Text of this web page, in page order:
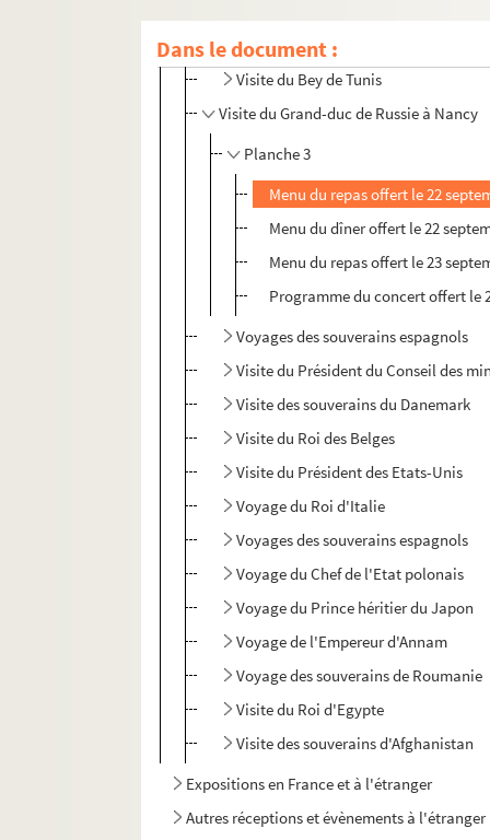
Dans le document :
504QO/17. Bey de Tunis, Grand duc de
Visite du Bey de Tunis
Visite du Grand-duc de Russie à Nancy
Planche 3
Menu du repas offert le 22
Menu du dîner offert le 22
Menu du repas offert le 23
Programme du concert offert le
Voyages des souverains espagnols
Visite du Président du Conseil des
Visite des souverains du Danemark
Visite du Roi des Belges
Visite du Président des Etats-Unis
Voyage du Roi d'Italie
Voyages des souverains espagnols
Voyage du Chef de l'Etat polonais
Voyage du Prince héritier du Japon
Voyage de l'Empereur d'Annam
Voyage des souverains de Roumanie
Visite du Roi d'Egypte
Visite des souverains d'Afghanistan
Expositions en France et à l'étranger
Autres réceptions et évènements à l'étranger